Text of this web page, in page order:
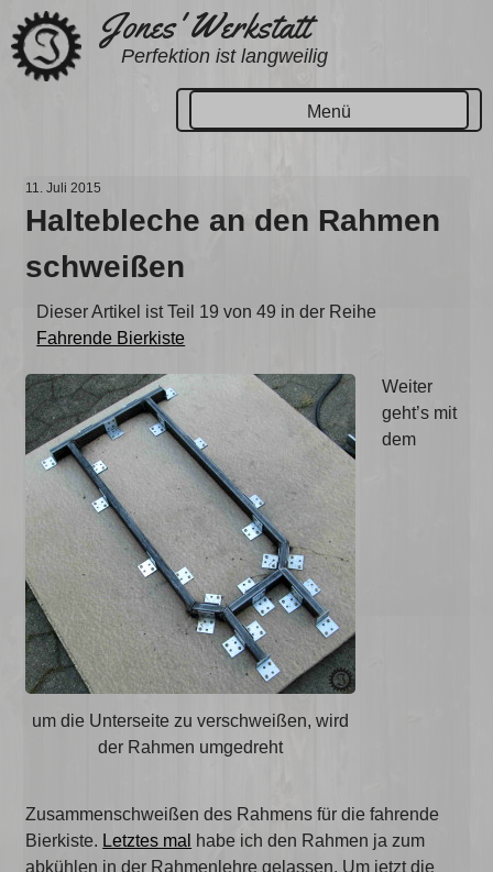
Zum
Inhalt
springen
Jones' Werkstatt
Perfektion ist langweilig
Menü
11. Juli 2015
Haltebleche an den Rahmen
schweißen
Dieser Artikel ist Teil 19 von 49 in der Reihe
Fahrende Bierkiste
um die Unterseite zu verschweißen, wird
der Rahmen umgedreht
Weiter
geht’s mit
dem
Zusammenschweißen des Rahmens für die fahrende
Bierkiste. Letztes mal
habe ich den Rahmen ja zum
abkühlen in der Rahmenlehre gelassen. Um jetzt die